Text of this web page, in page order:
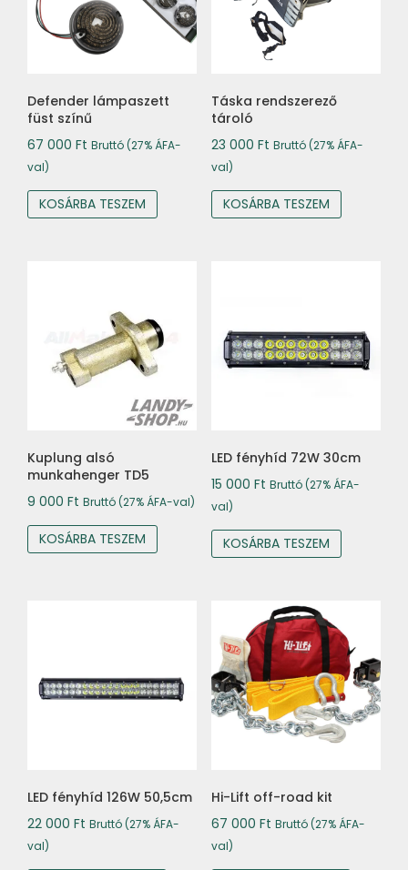
Defender lámpaszett
füst színű
67 000 Ft Bruttó (27% ÁFA-
val)
KOSÁRBA TESZEM
Táska rendszerező
tároló
23 000 Ft Bruttó (27% ÁFA-
val)
KOSÁRBA TESZEM
Kuplung alsó
munkahenger TD5
9 000 Ft Bruttó (27% ÁFA-val)
KOSÁRBA TESZEM
LED fényhíd 72W 30cm
15 000 Ft Bruttó (27% ÁFA-
val)
KOSÁRBA TESZEM
LED fényhíd 126W 50,5cm
22 000 Ft Bruttó (27% ÁFA-
val)
Hi-Lift off-road kit
67 000 Ft Bruttó (27% ÁFA-
val)